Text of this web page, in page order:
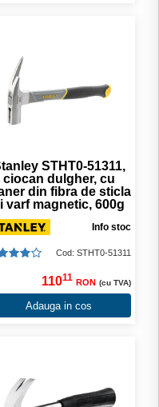
STHT0-51311,
ciocan dulgher, cu
din fibra de sticla
varf magnetic, 600g
Info stoc
Cod: STHT0-51311
11011 RON (cu TVA)
Adauga in cos